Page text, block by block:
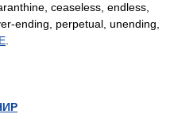
ceaseless, endless,
ending, perpetual, unending,